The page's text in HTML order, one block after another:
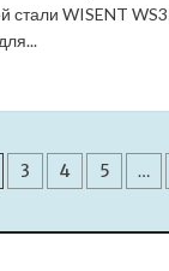
стали WISENT
3 4 5 …
Jacob